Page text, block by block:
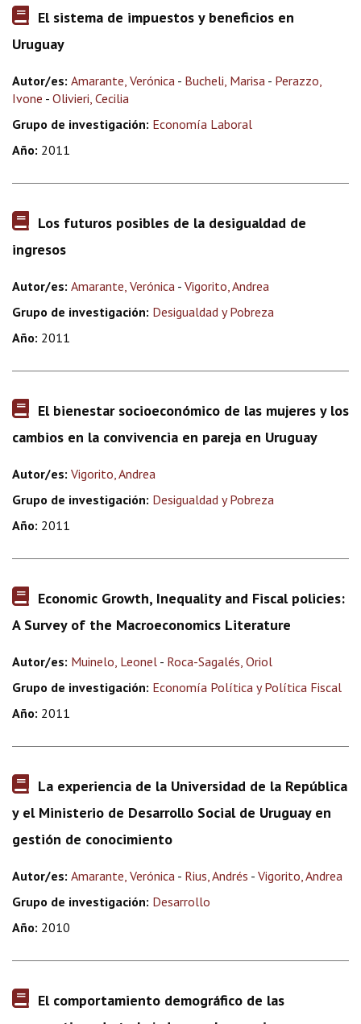
El sistema de impuestos y beneficios en
Uruguay
Autor/es: Amarante, Verónica - Bucheli, Marisa - Perazzo,
Ivone - Olivieri, Cecilia
Grupo de investigación: Economía Laboral
Año: 2011
Los futuros posibles de la desigualdad de
ingresos
Autor/es: Amarante, Verónica - Vigorito, Andrea
Grupo de investigación: Desigualdad y Pobreza
Año: 2011
El bienestar socioeconómico de las mujeres y los
cambios en la convivencia en pareja en Uruguay
Autor/es: Vigorito, Andrea
Grupo de investigación: Desigualdad y Pobreza
Año: 2011
Economic Growth, Inequality and Fiscal policies:
A Survey of the Macroeconomics Literature
Autor/es: Muinelo, Leonel - Roca-Sagalés, Oriol
Grupo de investigación: Economía Política y Política Fiscal
Año: 2011
La experiencia de la Universidad de la República
y el Ministerio de Desarrollo Social de Uruguay en
gestión de conocimiento
Autor/es: Amarante, Verónica - Rius, Andrés - Vigorito, Andrea
Grupo de investigación: Desarrollo
Año: 2010
El comportamiento demográfico de las